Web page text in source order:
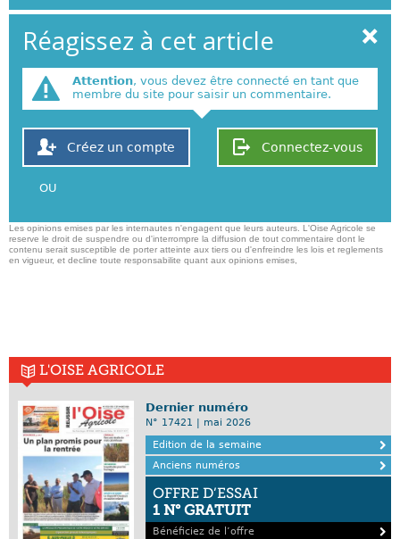
Réagissez à cet article
Attention, vous devez être connecté en tant que
membre du site pour saisir un commentaire.
Connectez-vous
Créez un compte
OU
Les opinions emises par les internautes n'engagent que leurs auteurs. L'Oise Agricole se
reserve le droit de suspendre ou d'interrompre la diffusion de tout commentaire dont le
contenu serait susceptible de porter atteinte aux tiers ou d'enfreindre les lois et reglements
en vigueur, et decline toute responsabilite quant aux opinions emises,
L'OISE AGRICOLE
Dernier numéro
N° 17421 | mai 2026
Edition de la semaine
Anciens numéros
OFFRE D’ESSAI
1 N° GRATUIT
Bénéficiez de l’offre